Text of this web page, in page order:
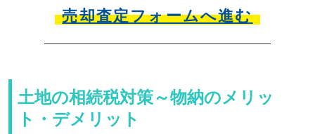
売却査定フォームへ進む
土地の相続税対策～物納のメリッ
ト・デメリット